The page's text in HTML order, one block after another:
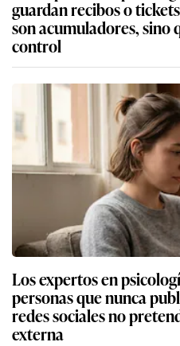
guardan recibos o
son acumuladores, sino
control
Los expertos en
personas que nunca
redes sociales no
externa